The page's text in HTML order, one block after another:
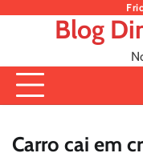
Blog
Carro cai em